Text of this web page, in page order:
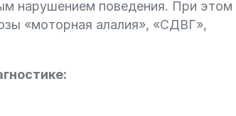
нарушением поведения. При этом
«моторная алалия», «СДВГ»,